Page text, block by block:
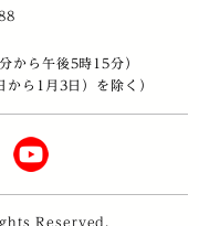
から午後5時15分）
から1月3日）を除く）
Reserved.